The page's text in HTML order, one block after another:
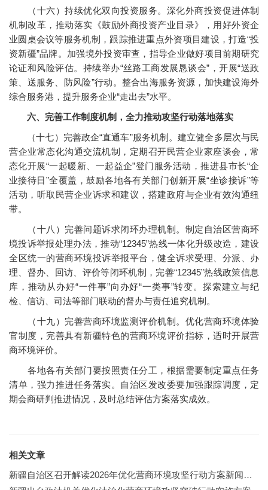
（十六）持续优化双向投资服务。深化外商投资促进体制
机制改革，推动落实《鼓励外商投资产业目录》，用好外资企
业圆桌会议等服务机制，跟踪推进重点外资项目建设，打造“投
资新疆”品牌。加强境外投资审查，指导企业做好项目前期研究
论证和风险评估。持续举办“丝路工商发展恳谈会”，开展“送政
策、送服务、防风险”行动。整合出海服务资源，加快建设海外
综合服务港，提升服务企业“走出去”水平。
六、完善工作制度机制，全力推动攻坚行动落地落实
（十七）完善政企“直通车”服务机制。建立健全多层次与民
营企业常态化沟通交流机制，定期召开民营企业家座谈会，常
态化开展“一起暖新、一起益企”登门服务活动，推进县市长“企
业接待日”全覆盖，鼓励各地各有关部门创新开展“坐诊接诉”等
活动，听取民营企业诉求和建议，搭建政府与企业有效沟通纽
带。
（十八）完善问题诉求闭环办理机制。制定自治区营商环
境投诉举报处理办法，推动“12345”热线一体化升级改造，建设
全区统一的营商环境投诉举报平台，健全诉求受理、分派、办
理、督办、回访、评价等闭环机制，完善“12345”热线政策信息
库，推动从办好“一件事”向办好“一类事”转变。探索建立与纪
检、信访、司法等部门联动的督办与责任追究机制。
（十九）完善营商环境监测评价机制。优化营商环境体验
官制度，完善具有新疆特色的营商环境评价指标，适时开展营
商环境评价。
各地各有关部门要按照责任分工，根据需要制定重点任务
清单，强力推进任务落实。自治区发改委要加强跟踪调度，定
期会商研判推进情况，及时总结评估方案落实成效。
相关文章
新疆自治区召开解读2026年优化营商环境攻坚行动方案新闻发布会